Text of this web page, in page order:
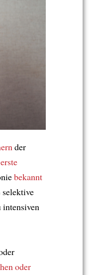
der
bekannt
selektive
intensiven
oder